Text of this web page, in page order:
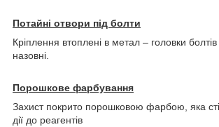
Потайні отвори під болти
Кріплення втоплені в метал – головки
назовні.
Порошкове фарбування
Захист покрито порошковою фарбою, яка
дії до реагентів